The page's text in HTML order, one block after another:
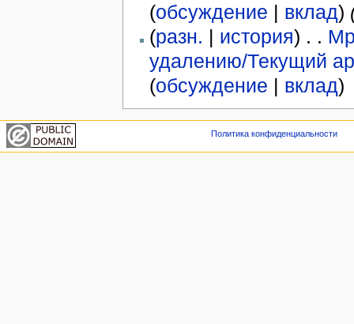
(обсуждение вклад)
(разн. история) . .
удалению/Текущий
(обсуждение вклад)
Политика конфиденциальности